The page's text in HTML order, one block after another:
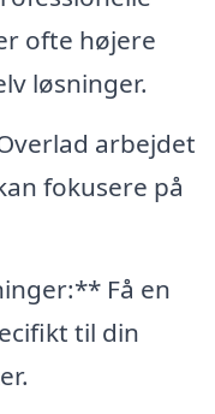
ofte højere
løsninger.
arbejdet
fokusere på
Få en
til din